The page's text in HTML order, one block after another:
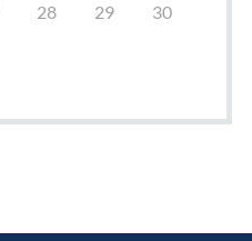
28 29
30